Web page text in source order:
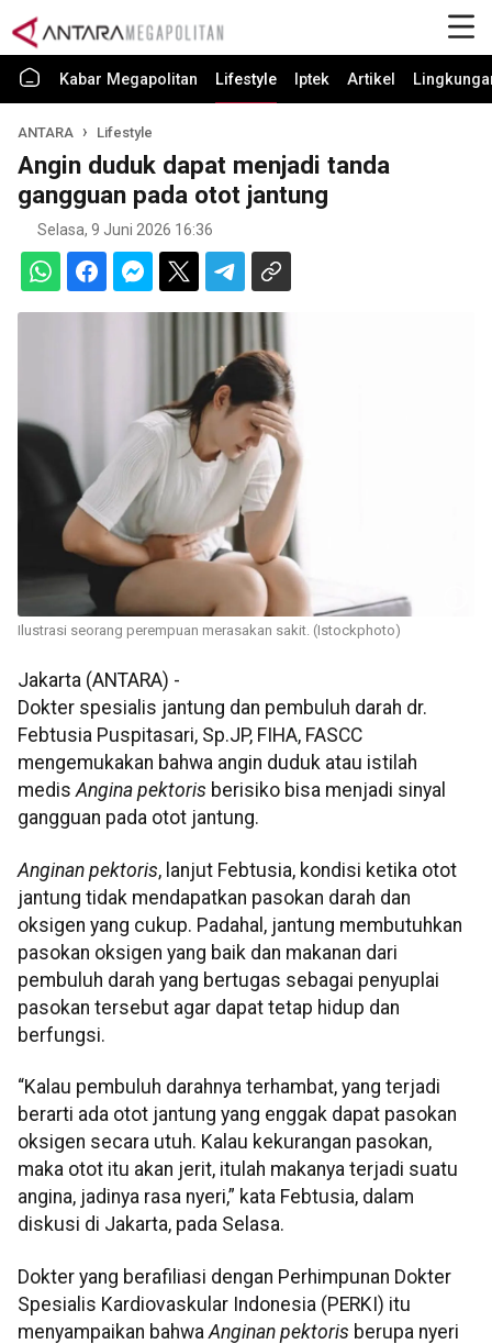
Kabar Megapolitan Lifestyle Iptek Artikel
ANTARA Lifestyle
Angin duduk dapat menjadi tanda
gangguan pada otot jantung
Selasa, 9 Juni 2026 16:36
Ilustrasi seorang perempuan merasakan sakit. (Istockphoto)
Jakarta (ANTARA) -
Dokter spesialis jantung dan pembuluh darah dr.
Febtusia Puspitasari, Sp.JP, FIHA, FASCC
mengemukakan bahwa angin duduk atau istilah
medisAngina pektoris berisiko bisa menjadi sinyal
gangguan pada otot jantung.
Anginan pektoris, lanjut Febtusia, kondisi ketika otot
jantung tidak mendapatkan pasokan darah dan
oksigen yang cukup. Padahal, jantung membutuhkan
pasokan oksigen yang baik dan makanan dari
pembuluh darah yang bertugas sebagai penyuplai
pasokan tersebut agar dapat tetap hidup dan
berfungsi.
“Kalau pembuluh darahnya terhambat, yang terjadi
berarti ada otot jantung yang enggak dapat pasokan
oksigen secara utuh. Kalau kekurangan pasokan,
maka otot itu akan jerit, itulah makanya terjadi suatu
angina, jadinya rasa nyeri,” kata Febtusia, dalam
diskusi di Jakarta, pada Selasa.
Dokter yang berafiliasi dengan Perhimpunan Dokter
Spesialis Kardiovaskular Indonesia (PERKI) itu
menyampaikan bahwa Anginan pektoris berupa nyeri